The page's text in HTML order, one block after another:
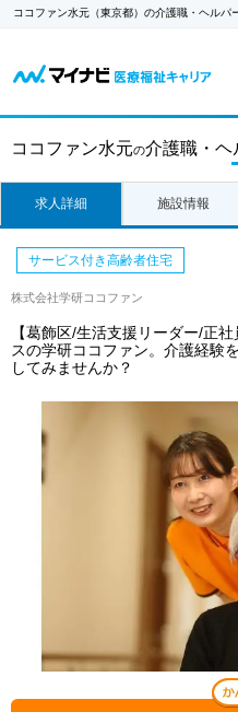
ココファン水元（東京都）の介護職・ヘルパ
ココファン水元の介護職・ヘ
求人詳細 施設情報
サービス付き高齢者住宅
株式会社学研ココファン
【葛飾区/生活支援リーダー/正
スの学研ココファン。介護経験
してみませんか？